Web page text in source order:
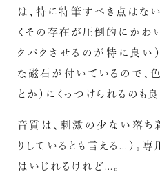
は、特に特筆すべき点はな
くその存在が圧倒的にかわ
クパクさせるのが特に良い
な磁石が付いているので、
とか）にくっつけられるのも良
音質は、刺激の少ない落ち
りしているとも言える…）。
はいじれるけれど…。